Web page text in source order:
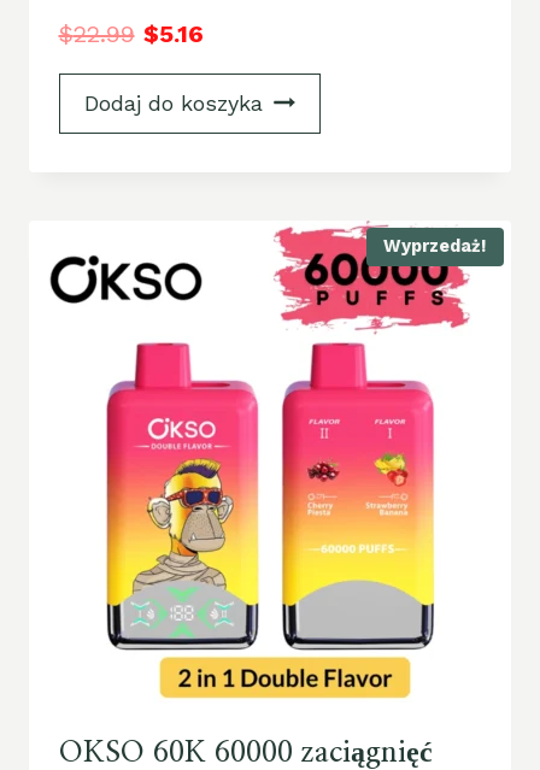
$22.99 $5.16
Dodaj do koszyka
Wyprzedaż!
OKSO 60K 60000 zaciągnięć